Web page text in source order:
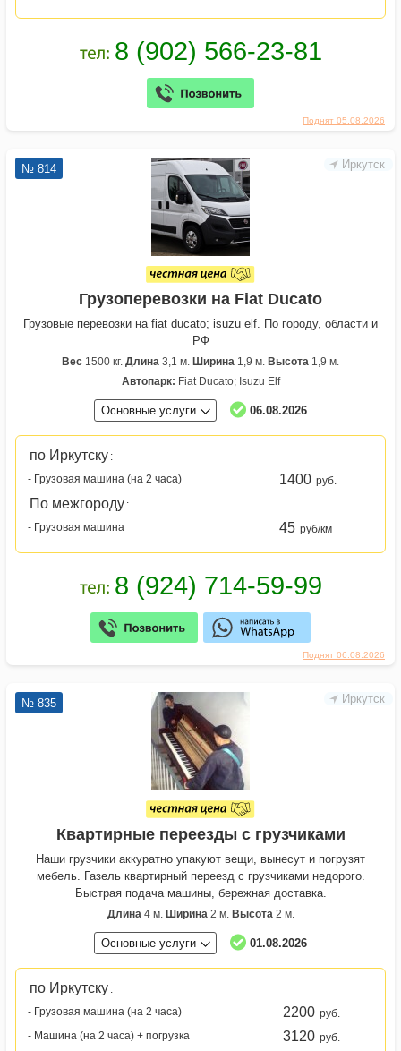
Поднят 05.08.2026
Иркутск
Поднят 06.08.2026
№ 814
Грузоперевозки на Fiat Ducato
Грузовые перевозки на fiat ducato; isuzu elf. По городу, области и
РФ
Вес 1500 кг. Длина 3,1 м. Ширина 1,9 м. Высота 1,9 м.
Автопарк: Fiat Ducato; Isuzu Elf
Основные услуги 06.08.2026
по Иркутску :
- Грузовая машина (на 2 часа)
1400 руб.
По межгороду :
- Грузовая машина
45 руб/км
Иркутск
№ 835
Квартирные переезды с грузчиками
Наши грузчики аккуратно упакуют вещи, вынесут и погрузят
мебель. Газель квартирный переезд с грузчиками недорого.
Быстрая подача машины, бережная доставка.
Длина 4 м. Ширина 2 м. Высота 2 м.
Основные услуги 01.08.2026
по Иркутску :
- Грузовая машина (на 2 часа)
2200 руб.
- Машина (на 2 часа) + погрузка
3120 руб.